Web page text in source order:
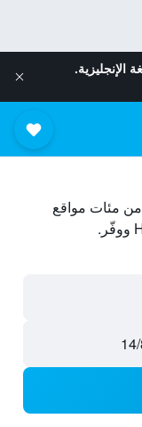
الإنجليزية.
ابحث عن فنادق في Saint-Pair-sur-Mer من مئات مواقع